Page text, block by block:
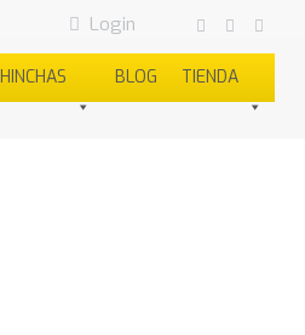
Login
HINCHAS BLOG TIENDA